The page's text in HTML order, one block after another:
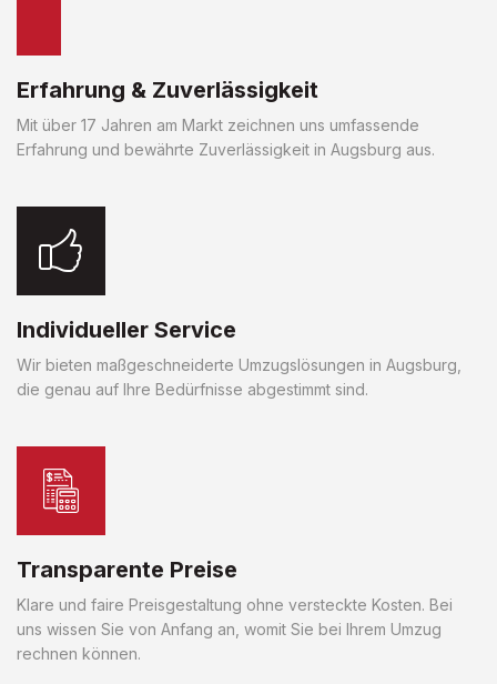
Erfahrung & Zuverlässigkeit
Mit über 17 Jahren am Markt zeichnen uns umfassende
Erfahrung und bewährte Zuverlässigkeit in Augsburg aus.
Individueller Service
Wir bieten maßgeschneiderte Umzugslösungen in Augsburg,
die genau auf Ihre Bedürfnisse abgestimmt sind.
Transparente Preise
Klare und faire Preisgestaltung ohne versteckte Kosten. Bei
uns wissen Sie von Anfang an, womit Sie bei Ihrem Umzug
rechnen können.